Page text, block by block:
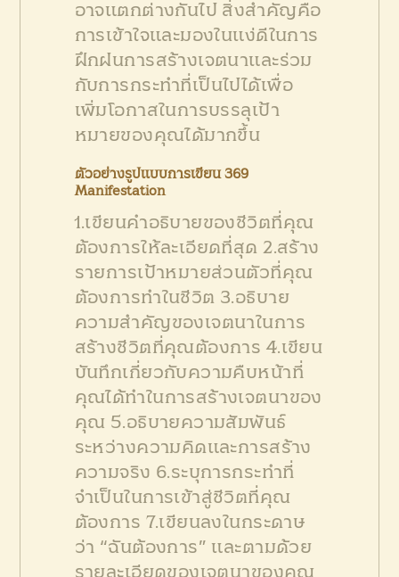
อาจแตกต่างกันไป สิ่งสำคัญคือ
การเข้าใจและมองในแง่ดีในการ
ฝึกฝนการสร้างเจตนาและร่วม
กับการกระทำที่เป็นไปได้เพื่อ
เพิ่มโอกาสในการบรรลุเป้า
หมายของคุณได้มากขึ้น
ตัวอย่างรูปแบบการเขียน 369
Manifestation
1.เขียนคำอธิบายของชีวิตที่คุณ
ต้องการให้ละเอียดที่สุด 2.สร้าง
รายการเป้าหมายส่วนตัวที่คุณ
ต้องการทำในชีวิต 3.อธิบาย
ความสำคัญของเจตนาในการ
สร้างชีวิตที่คุณต้องการ 4.เขียน
บันทึกเกี่ยวกับความคืบหน้าที่
คุณได้ทำในการสร้างเจตนาของ
คุณ 5.อธิบายความสัมพันธ์
ระหว่างความคิดและการสร้าง
ความจริง 6.ระบุการกระทำที่
จำเป็นในการเข้าสู่ชีวิตที่คุณ
ต้องการ 7.เขียนลงในกระดาษ
ว่า “ฉันต้องการ” และตามด้วย
รายละเอียดของเจตนาของคุณ